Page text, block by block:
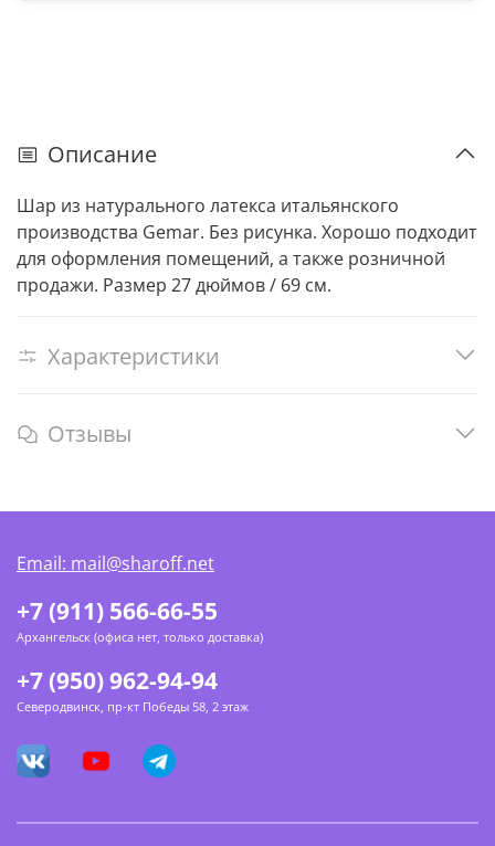
Описание
Шар из натурального латекса итальянского
производства Gemar. Без рисунка. Хорошо подходит
для оформления помещений, а также розничной
продажи. Размер 27 дюймов / 69 см.
Характеристики
Отзывы
+7 (911) 566-66-55
Архангельск (офиса нет, только доставка)
+7 (950) 962-94-94
Северодвинск, пр-кт Победы 58, 2 этаж
Email: mail@sharoff.net